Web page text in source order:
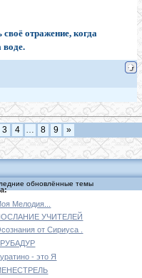
отражение, когда
воде.
3 4 8 9 »
обновлённые темы
Мелодия...
УЧИТЕЛЕЙ
от Сириуса .
- это Я